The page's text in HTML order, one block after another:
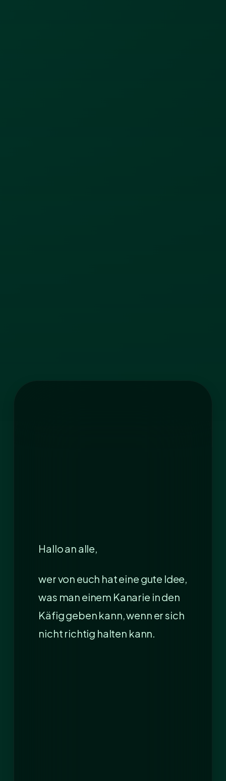
Hallo an alle,
wer von euch hat eine gute Idee,
was man einem Kanarie in den
Käfig geben kann, wenn er sich
nicht richtig halten kann.